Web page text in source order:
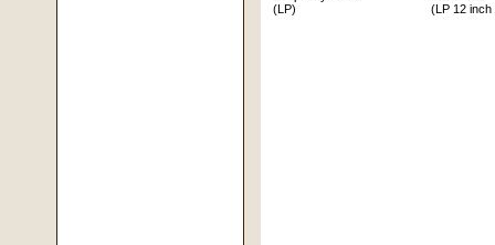
(LP)
(LP 12 inch